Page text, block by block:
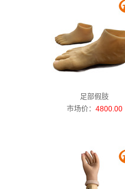
足部假肢
市场价： 4800.00